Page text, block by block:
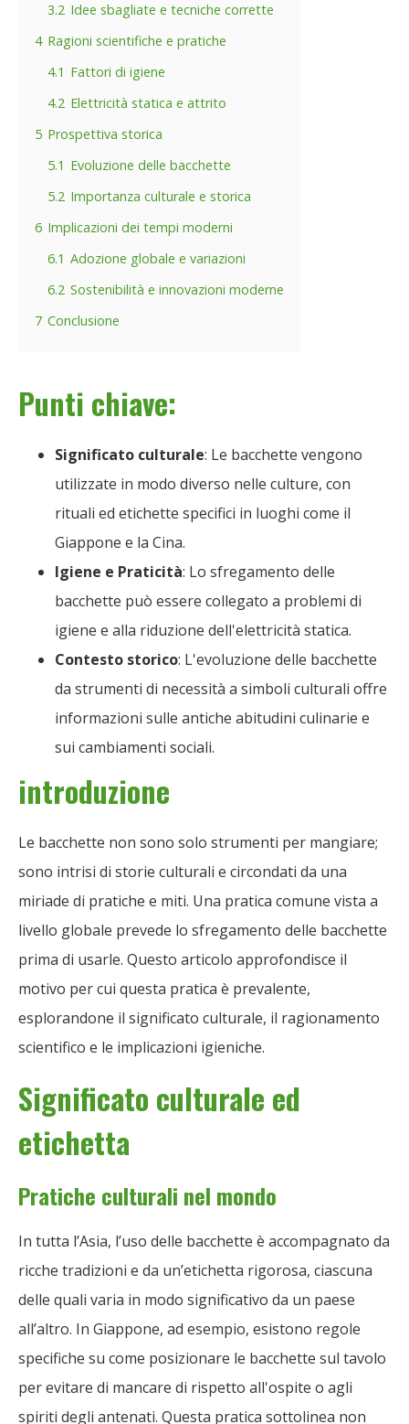
3.2 Idee sbagliate e tecniche corrette
4 Ragioni scientifiche e pratiche
4.1 Fattori di igiene
4.2 Elettricità statica e attrito
5 Prospettiva storica
5.1 Evoluzione delle bacchette
5.2 Importanza culturale e storica
6 Implicazioni dei tempi moderni
6.1 Adozione globale e variazioni
6.2 Sostenibilità e innovazioni moderne
7 Conclusione
Punti chiave:
Significato culturale: Le bacchette vengono
utilizzate in modo diverso nelle culture, con
rituali ed etichette specifici in luoghi come il
Giappone e la Cina.
Igiene e Praticità: Lo sfregamento delle
bacchette può essere collegato a problemi di
igiene e alla riduzione dell'elettricità statica.
Contesto storico: L'evoluzione delle bacchette
da strumenti di necessità a simboli culturali offre
informazioni sulle antiche abitudini culinarie e
sui cambiamenti sociali.
introduzione
Le bacchette non sono solo strumenti per mangiare;
sono intrisi di storie culturali e circondati da una
miriade di pratiche e miti. Una pratica comune vista a
livello globale prevede lo sfregamento delle bacchette
prima di usarle. Questo articolo approfondisce il
motivo per cui questa pratica è prevalente,
esplorandone il significato culturale, il ragionamento
scientifico e le implicazioni igieniche.
Significato culturale ed
etichetta
Pratiche culturali nel mondo
In tutta l’Asia, l’uso delle bacchette è accompagnato da
ricche tradizioni e da un’etichetta rigorosa, ciascuna
delle quali varia in modo significativo da un paese
all’altro. In Giappone, ad esempio, esistono regole
specifiche su come posizionare le bacchette sul tavolo
per evitare di mancare di rispetto all'ospite o agli
spiriti degli antenati. Questa pratica sottolinea non